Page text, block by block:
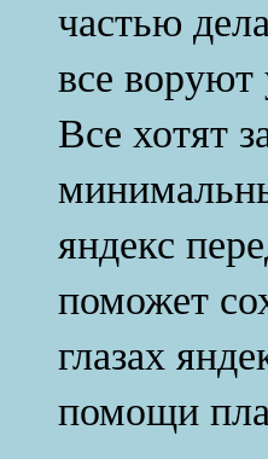
частью
все воруют
Все хотят
яндекс
поможет
глазах
помощи